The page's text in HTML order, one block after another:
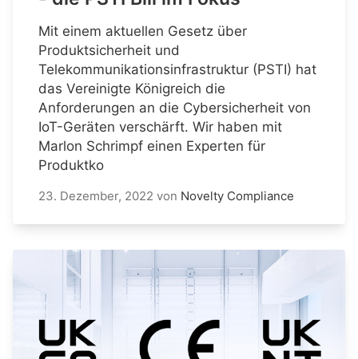
Mit einem aktuellen Gesetz über
Produktsicherheit und
Telekommunikationsinfrastruktur (PSTI) hat
das Vereinigte Königreich die
Anforderungen an die Cybersicherheit von
IoT-Geräten verschärft. Wir haben mit
Marlon Schrimpf einen Experten für
Produktko
23. Dezember, 2022 von Novelty Compliance